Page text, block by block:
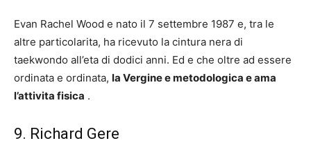
Evan Rachel Wood e nato il 7 settembre 1987 e, tra le
altre particolarita, ha ricevuto la cintura nera di
taekwondo all’eta di dodici anni. Ed e che oltre ad essere
ordinata e ordinata, la Vergine e metodologica e ama
l’attivita fisica .
9. Richard Gere